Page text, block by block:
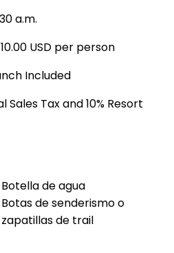
a.m.
USD per person
Included
Tax and 10% Resort
Botella de agua
Botas de senderismo o
zapatillas de trail